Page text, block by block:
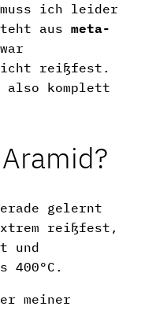
ich leider
ausmeta-
reißfest.
also komplett
gelernt
reißfest,
und
400°C.
meiner